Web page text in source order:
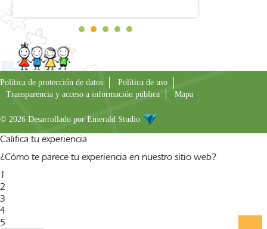
Política de protección de datos
Política de uso
Transparencia y acceso a información pública
Mapa
© 2026 Desarrollado por Emerald Studio
Califica tu experiencia
¿Cómo te parece tu experiencia en nuestro sitio web?
1
2
3
4
5